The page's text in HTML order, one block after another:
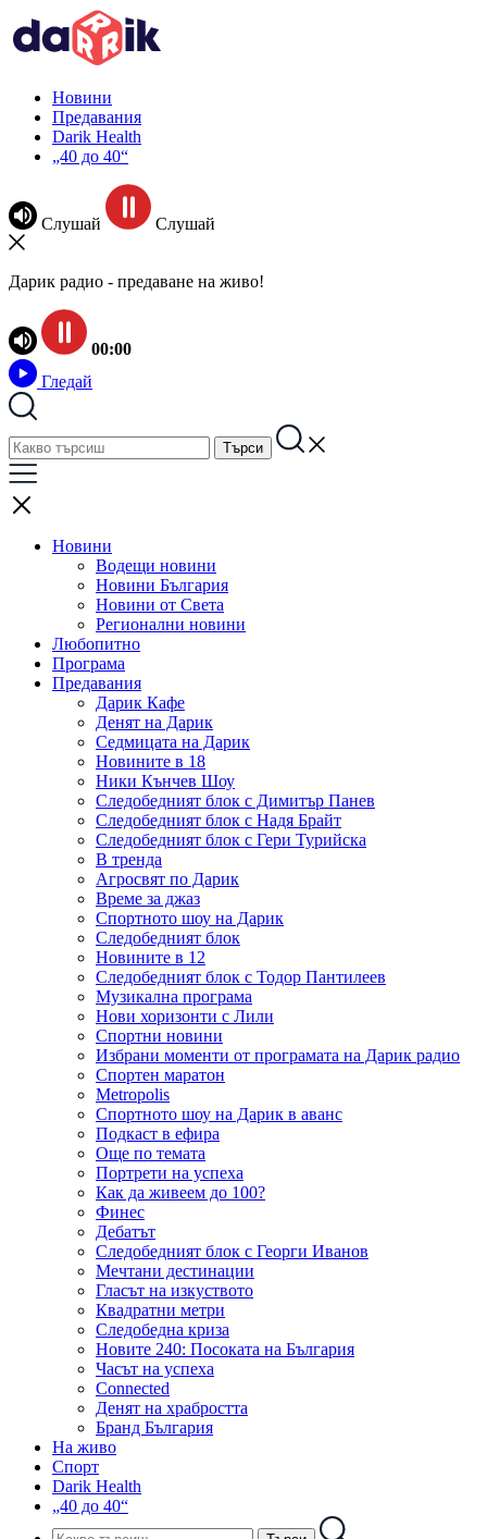
Новини
Предавания
Darik Health
„40 до 40“
Слушай Слушай
Дарик радио - предаване на живо!
00:00
Гледай
Новини
Водещи новини
Новини България
Новини от Света
Регионални новини
Любопитно
Програма
Предавания
Дарик Кафе
Денят на Дарик
Седмицата на Дарик
Новините в 18
Ники Кънчев Шоу
Следобедният блок с Димитър Панев
Следобедният блок с Надя Брайт
Следобедният блок с Гери Турийска
В тренда
Агросвят по Дарик
Време за джаз
Спортното шоу на Дарик
Следобедният блок
Новините в 12
Следобедният блок с Тодор Пантилеев
Музикална програма
Нови хоризонти с Лили
Спортни новини
Избрани моменти от програмата на Дарик радио
Спортен маратон
Metropolis
Спортното шоу на Дарик в аванс
Подкаст в ефира
Още по темата
Портрети на успеха
Как да живеем до 100?
Финес
Дебатът
Следобедният блок с Георги Иванов
Мечтани дестинации
Гласът на изкуството
Квадратни метри
Следобедна криза
Новите 240: Посоката на България
Часът на успеха
Connected
Денят на храбростта
Бранд България
На живо
Спорт
Darik Health
„40 до 40“